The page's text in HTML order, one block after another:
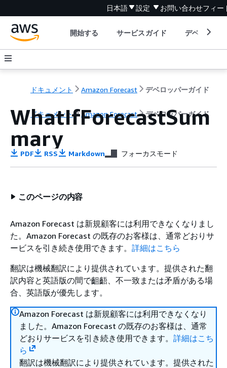
日本語 設定 お問い合わせフィー
開始する サービスガイド デベロッパ
ドキュメント Amazon Forecast デベロッパーガイド
ドキュメント Amazon Forecast デベロッパーガイド
WhatIfForecastSum
mary
PDF RSS Markdown フォーカスモード
このページの内容
Amazon Forecast は新規顧客には利用できなくなりまし
た。Amazon Forecast の既存のお客様は、通常どおりサ
ービスを引き続き使用できます。 詳細はこちら
翻訳は機械翻訳により提供されています。提供された翻
訳内容と英語版の間で齟齬、不一致または矛盾がある場
合、英語版が優先します。
Amazon Forecast は新規顧客には利用できなくなり
ました。Amazon Forecast の既存のお客様は、通常
どおりサービスを引き続き使用できます。 詳細はこち
ら
翻訳は機械翻訳により提供されています。提供された